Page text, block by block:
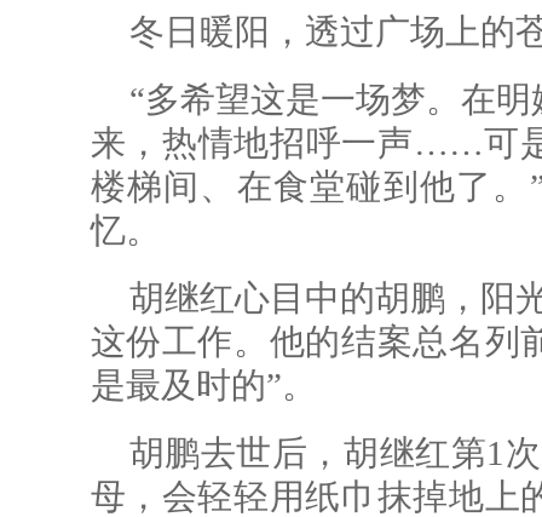
冬日暖阳，透过广场上的
“多希望这是一场梦。在
来，热情地招呼一声……可
楼梯间、在食堂碰到他了
忆。
胡继红心目中的胡鹏，阳
这份工作。他的结案总名列
是最及时的”。
胡鹏去世后，胡继红第1
母，会轻轻用纸巾抹掉地上